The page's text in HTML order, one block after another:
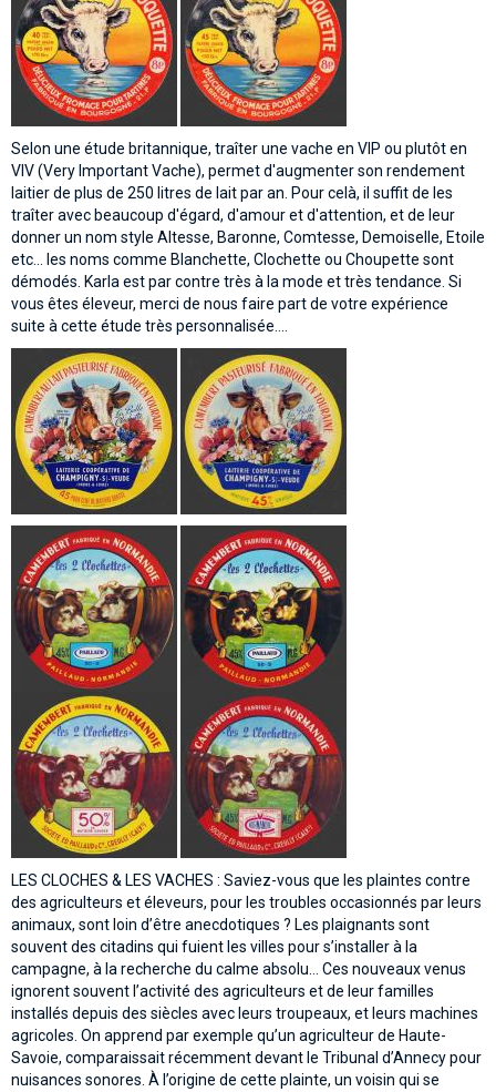
Selon une étude britannique, traîter une vache en VIP ou plutôt en
VIV (Very Important Vache), permet d'augmenter son rendement
laitier de plus de 250 litres de lait par an. Pour celà, il suffit de les
traîter avec beaucoup d'égard, d'amour et d'attention, et de leur
donner un nom style Altesse, Baronne, Comtesse, Demoiselle, Etoile
etc... les noms comme Blanchette, Clochette ou Choupette sont
démodés. Karla est par contre très à la mode et très tendance. Si
vous êtes éleveur, merci de nous faire part de votre expérience
suite à cette étude très personnalisée....
LES CLOCHES & LES VACHES : Saviez-vous que les plaintes contre
des agriculteurs et éleveurs, pour les troubles occasionnés par leurs
animaux, sont loin d’être anecdotiques ? Les plaignants sont
souvent des citadins qui fuient les villes pour s’installer à la
campagne, à la recherche du calme absolu… Ces nouveaux venus
ignorent souvent l’activité des agriculteurs et de leur familles
installés depuis des siècles avec leurs troupeaux, et leurs machines
agricoles. On apprend par exemple qu’un agriculteur de Haute-
Savoie, comparaissait récemment devant le Tribunal d’Annecy pour
nuisances sonores. À l’origine de cette plainte, un voisin qui se